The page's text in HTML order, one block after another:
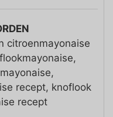
citroenmayonaise
recept, knoflook
recept